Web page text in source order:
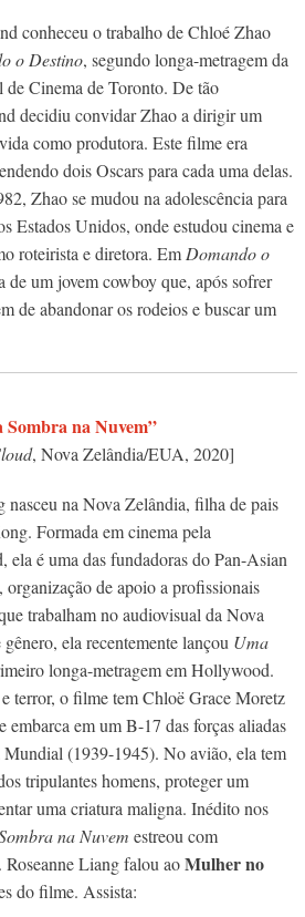
conheceu o trabalho de Chloé Zhao
o Destino, segundo longa-metragem da
Cinema de Toronto. De tão
decidiu convidar Zhao a dirigir um
como produtora. Este filme era
dois Oscars para cada uma delas.
Zhao se mudou na adolescência para
Estados Unidos, onde estudou cinema e
roteirista e diretora. Em Domando o
de um jovem cowboy que, após sofrer
de abandonar os rodeios e buscar um
Sombra na Nuvem”
, Nova Zelândia/EUA, 2020]
nasceu na Nova Zelândia, filha de pais
Formada em cinema pela
é uma das fundadoras do Pan-Asian
de apoio a profissionais
trabalham no audiovisual da Nova
ela recentemente lançou Uma
longa-metragem em Hollywood.
terror, o filme tem Chloë Grace Moretz
embarca em um B-17 das forças aliadas
Mundial (1939-1945). No avião, ela tem
tripulantes homens, proteger um
uma criatura maligna. Inédito nos
na Nuvem estreou com
Roseanne Liang falou aoMulher no
do filme. Assista: